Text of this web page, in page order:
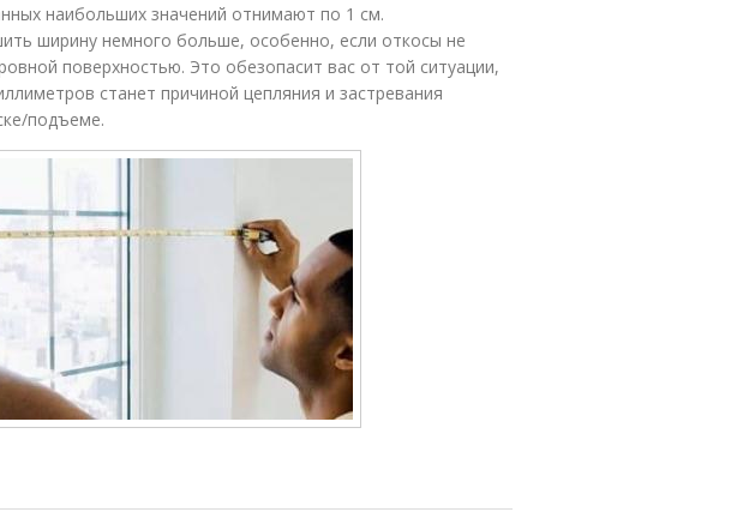
наибольших значений отнимают по 1 см.
ширину немного больше, особенно, если откосы не
поверхностью. Это обезопасит вас от той ситуации,
станет причиной цепляния и застревания
подъеме.